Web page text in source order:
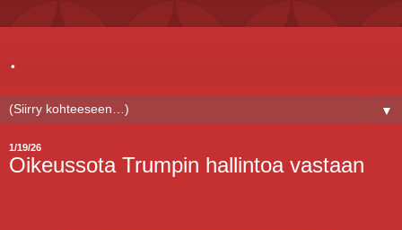
.
▼
1/19/26
Oikeussota Trumpin hallintoa vastaan